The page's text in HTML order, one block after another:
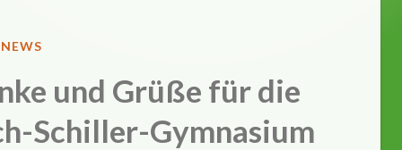
VERÖFFENTLICHT
NEWS
und Grüße für die
Schiller-Gymnasium